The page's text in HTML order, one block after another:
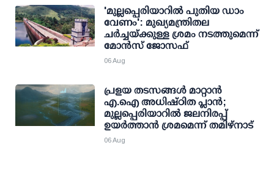
'മുല്ലപ്പെരിയാറില്‍ പുതിയ ഡാം
വേണം': മുഖ്യമന്ത്രിതല
ചര്‍ച്ചയ്ക്കുള്ള ശ്രമം നടത്തുമെന്ന്
മോന്‍സ് ജോസഫ്
06 Aug
പ്രളയ തടസങ്ങള്‍ മാറ്റാന്‍
എ.ഐ അധിഷ്ഠിത പ്ലാന്‍;
മുല്ലപ്പെരിയാറില്‍ ജലനിരപ്പ്
ഉയര്‍ത്താന്‍ ശ്രമമെന്ന് തമിഴ്നാട്
06 Aug